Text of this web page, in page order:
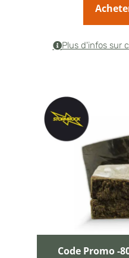
Plus d'infos sur
Code Promo -